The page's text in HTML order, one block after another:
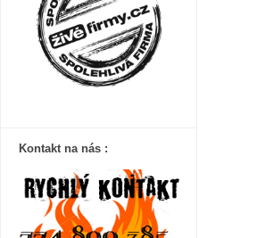
Kontakt na nás :